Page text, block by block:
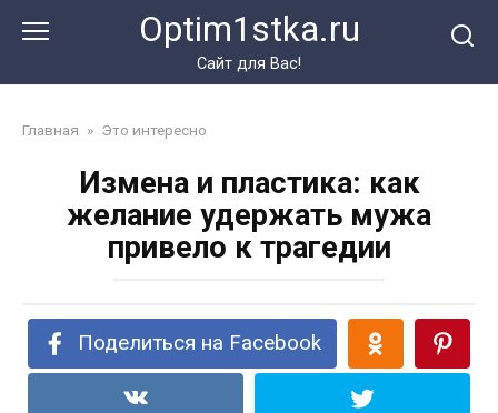
Optim1stka.ru
Сайт для Вас!
Главная » Это интересно
Измена и пластика: как
желание удержать мужа
привело к трагедии
Поделиться на Facebook